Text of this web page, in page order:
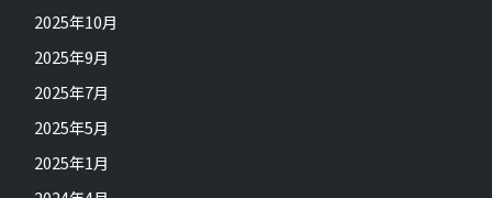
2025年10月
2025年9月
2025年7月
2025年5月
2025年1月